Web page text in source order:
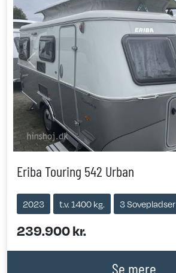
Previous
Eriba Touring 542 Urban
2023 t.v. 1400 kg. 3 Sovepladser
239.900 kr.
Se mere